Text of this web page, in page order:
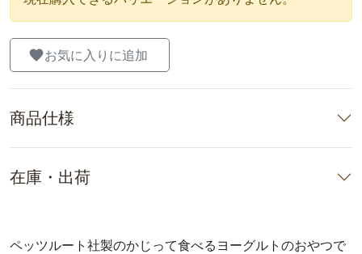
お気に入りに追加
商品仕様
在庫・出荷
ペッツルート社製のかじって食べるヨーグルトのおやつで